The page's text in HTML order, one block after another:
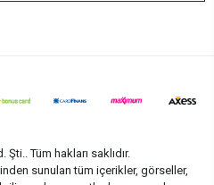
Tüm hakları saklıdır.
sunulan tüm içerikler, görseller,